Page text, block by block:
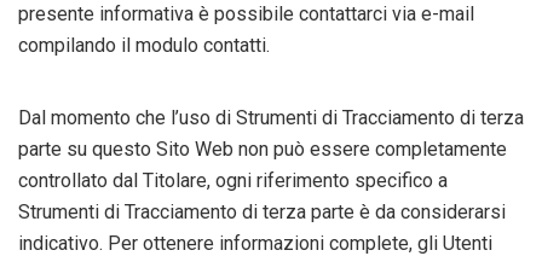
presente informativa è possibile contattarci via e-mail
compilando il modulo contatti.
Dal momento che l’uso di Strumenti di Tracciamento di terza
parte su questo Sito Web non può essere completamente
controllato dal Titolare, ogni riferimento specifico a
Strumenti di Tracciamento di terza parte è da considerarsi
indicativo. Per ottenere informazioni complete, gli Utenti